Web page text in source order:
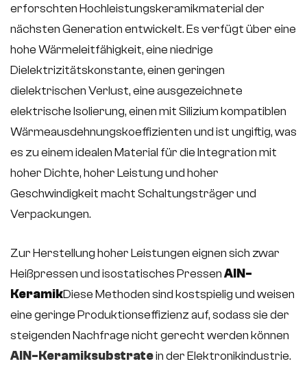
erforschten Hochleistungskeramikmaterial der
nächsten Generation entwickelt. Es verfügt über eine
hohe Wärmeleitfähigkeit, eine niedrige
Dielektrizitätskonstante, einen geringen
dielektrischen Verlust, eine ausgezeichnete
elektrische Isolierung, einen mit Silizium kompatiblen
Wärmeausdehnungskoeffizienten und ist ungiftig, was
es zu einem idealen Material für die Integration mit
hoher Dichte, hoher Leistung und hoher
Geschwindigkeit macht Schaltungsträger und
Verpackungen.
Zur Herstellung hoher Leistungen eignen sich zwar
Heißpressen und isostatisches PressenAlN-
KeramikDiese Methoden sind kostspielig und weisen
eine geringe Produktionseffizienz auf, sodass sie der
steigenden Nachfrage nicht gerecht werden können
AlN-Keramiksubstratein der Elektronikindustrie.